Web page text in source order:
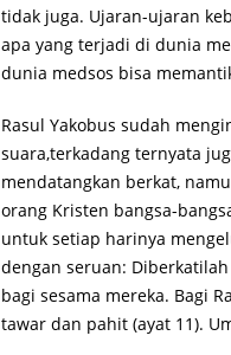
tidak juga. Ujaran-ujaran
apa yang terjadi di dunia
dunia medsos bisa
Rasul Yakobus sudah
suara,terkadang ternyata
mendatangkan berkat,
orang Kristen bangsa-
untuk setiap harinya
dengan seruan:
bagi sesama mereka. Bagi
tawar dan pahit (ayat 11).